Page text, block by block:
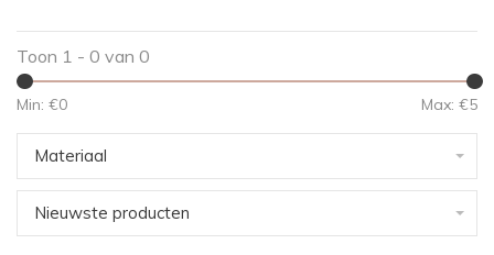
Toon 1 - 0 van 0
Min: €0 Max: €5
Materiaal
Nieuwste producten